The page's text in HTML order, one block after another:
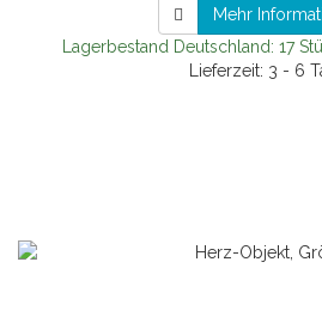
Mehr
Lagerbestand Deutschland: 17
Lieferzeit: 3 - 6